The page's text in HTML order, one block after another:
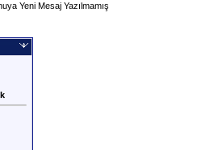
Yeni Mesaj Yazılmamış